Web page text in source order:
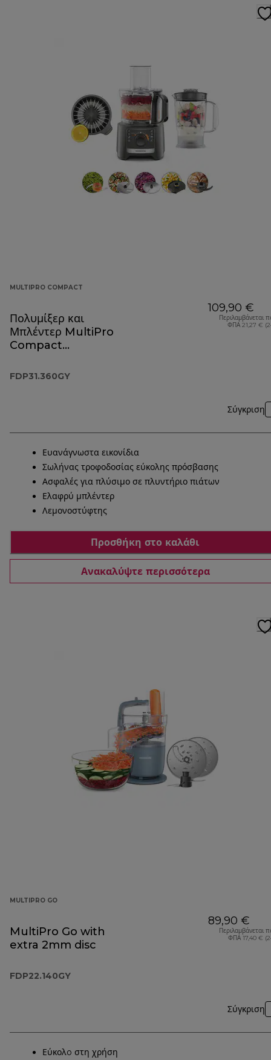
MULTIPRO COMPACT
Πολυμίξερ και
Μπλέντερ MultiPro
Compact
FDP31.360GY
109,90 €
Περιλαμβάνεται
ΦΠΑ 21,27 €
Σύγκριση
Ευανάγνωστα εικονίδια
Σωλήνας τροφοδοσίας εύκολης πρόσβασης
Ασφαλές για πλύσιμο σε πλυντήριο πιάτων
Ελαφρύ μπλέντερ
Λεμονοστύφτης
Προσθήκη στο καλάθι
Ανακαλύψτε περισσότερα
MULTIPRO GO
MultiPro Go with
extra 2mm disc
FDP22.140GY
89,90 €
Περιλαμβάνεται
ΦΠΑ 17,40 €
Σύγκριση
Εύκολo στη χρήση